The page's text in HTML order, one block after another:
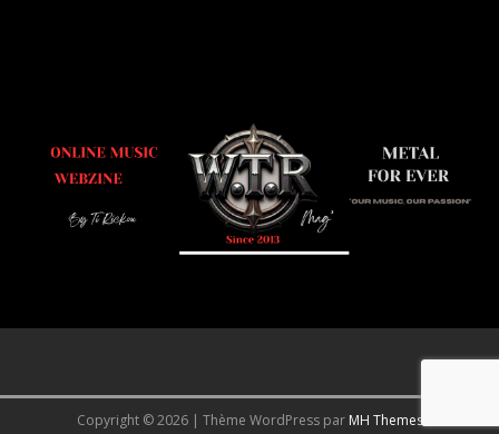
Copyright © 2026 | Thème WordPress par MH Themes